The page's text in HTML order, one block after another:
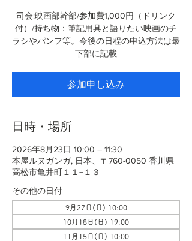
司会:映画部幹部/参加費1,000円（ドリンク
付）/持ち物：筆記用具と語りたい映画のチ
ラシやパンフ等。今後の日程の申込方法は最
下部に記載
参加申し込み
日時・場所
2026年8月23日 10:00 – 11:30
本屋ルヌガンガ, 日本、〒760-0050 香川県
高松市亀井町１１−１３
その他の日付
9月27日(日) 10:00
10月18日(日) 19:00
11月15日(日) 10:00